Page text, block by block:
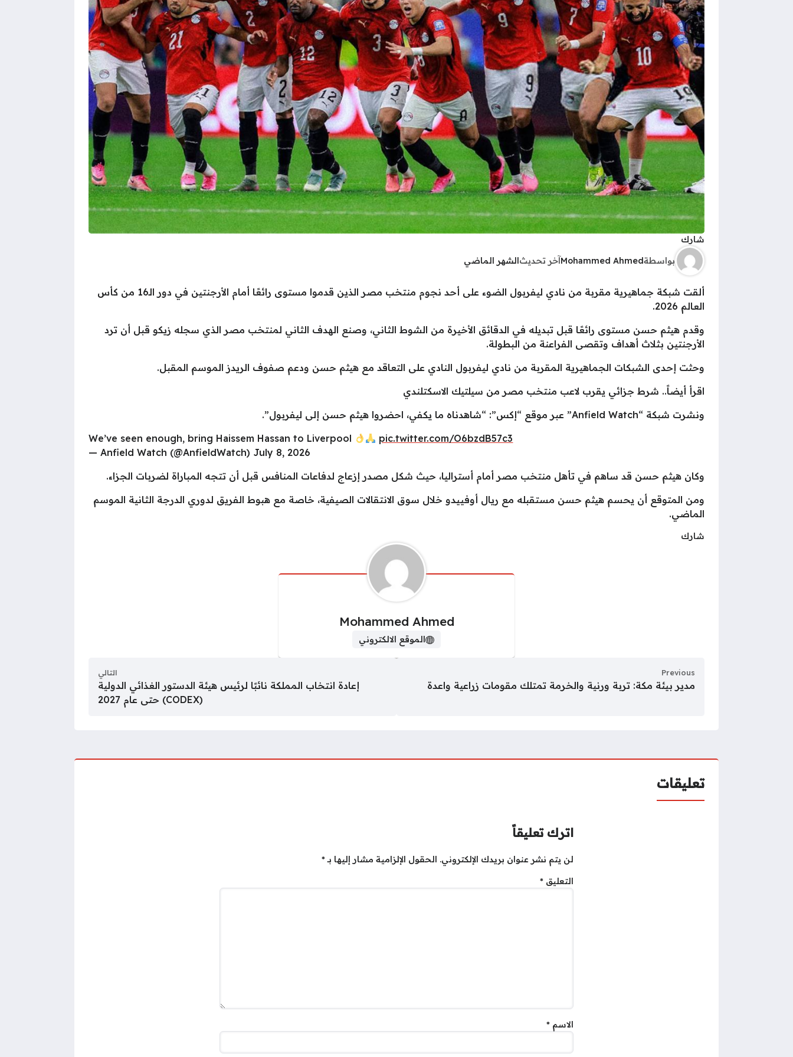
شارك
بواسطةMohammed Ahmedآخر تحديثالشهر الماضي
ألقت شبكة جماهيرية مقربة من نادي ليفربول الضوء على أحد نجوم منتخب مصر الذين قدموا مستوى رائعًا أمام الأرجنتين في دور الـ16 من كأس
العالم 2026.
وقدم هيثم حسن مستوى رائعًا قبل تبديله في الدقائق الأخيرة من الشوط الثاني، وصنع الهدف الثاني لمنتخب مصر الذي سجله زيكو قبل أن ترد
الأرجنتين بثلاث أهداف وتقصى الفراعنة من البطولة.
وحثت إحدى الشبكات الجماهيرية المقربة من نادي ليفربول النادي على التعاقد مع هيثم حسن ودعم صفوف الريدز الموسم المقبل.
اقرأ أيضاً.. شرط جزائي يقرب لاعب منتخب مصر من سيلتيك الاسكتلندي
ونشرت شبكة “Anfield Watch” عبر موقع “إكس”: “شاهدناه ما يكفي، احضروا هيثم حسن إلى ليفربول”.
We’ve seen enough, bring Haissem Hassan to Liverpool
pic.twitter.com/O6bzdB57c3
— Anfield Watch (@AnfieldWatch) July 8, 2026
وكان هيثم حسن قد ساهم في تأهل منتخب مصر أمام أستراليا، حيث شكل مصدر إزعاج لدفاعات المنافس قبل أن تتجه المباراة لضربات الجزاء.
ومن المتوقع أن يحسم هيثم حسن مستقبله مع ريال أوفييدو خلال سوق الانتقالات الصيفية، خاصة مع هبوط الفريق لدوري الدرجة الثانية الموسم
الماضي.
شارك
Mohammed Ahmed
الموقع الالكتروني
Previous
مدير بيئة مكة: تربة ورنية والخرمة تمتلك مقومات زراعية واعدة
التالي
إعادة انتخاب المملكة نائبًا لرئيس هيئة الدستور الغذائي الدولية
(CODEX) حتى عام 2027
تعليقات
اترك تعليقاً
لن يتم نشر عنوان بريدك الإلكتروني. الحقول الإلزامية مشار إليها بـ*
التعليق *
الاسم *